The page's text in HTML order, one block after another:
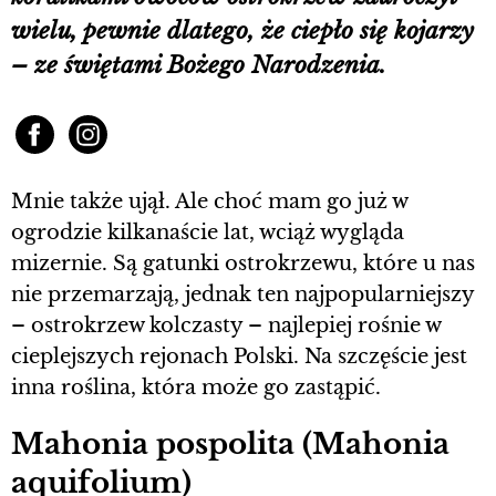
wielu, pewnie dlatego, że ciepło się kojarzy
– ze świętami Bożego Narodzenia.
Mnie także ujął. Ale choć mam go już w
ogrodzie kilkanaście lat, wciąż wygląda
mizernie. Są gatunki ostrokrzewu, które u nas
nie przemarzają, jednak ten najpopularniejszy
– ostrokrzew kolczasty – najlepiej rośnie w
cieplejszych rejonach Polski. Na szczęście jest
inna roślina, która może go zastąpić.
Mahonia pospolita (Mahonia
aquifolium)